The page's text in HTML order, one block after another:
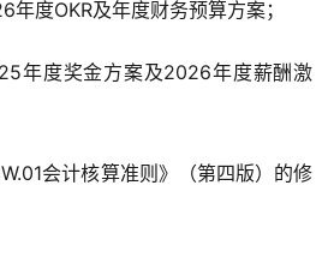
年度OKR及年度财务预算方案；
年度奖金方案及2026年度薪酬激
会计核算准则》（第四版）的修